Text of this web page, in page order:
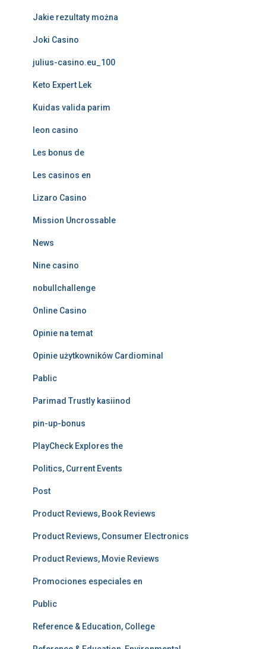
Jakie rezultaty można
Joki Casino
julius-casino.eu_100
Keto Expert Lek
Kuidas valida parim
leon casino
Les bonus de
Les casinos en
Lizaro Casino
Mission Uncrossable
News
Nine casino
nobullchallenge
Online Casino
Opinie na temat
Opinie użytkowników Cardiominal
Pablic
Parimad Trustly kasiinod
pin-up-bonus
PlayCheck Explores the
Politics, Current Events
Post
Product Reviews, Book Reviews
Product Reviews, Consumer Electronics
Product Reviews, Movie Reviews
Promociones especiales en
Public
Reference & Education, College